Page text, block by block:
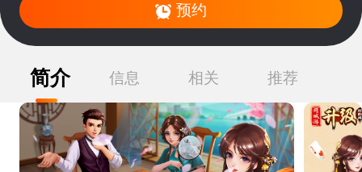
预约
简介 信息 相关 推荐